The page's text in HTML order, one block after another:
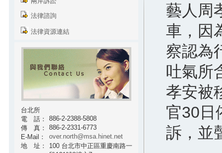
法律諮詢
法律資源連結
台北所
電 話：
886-2-2388-5808
傳 真：
886-2-2331-6773
E-Mail：
over.north@msa.hinet.net
地 址：
100 台北市中正區重慶南路一
藝人周
車，因
察認為
吐氣所
孝安被
官30日
訴，並